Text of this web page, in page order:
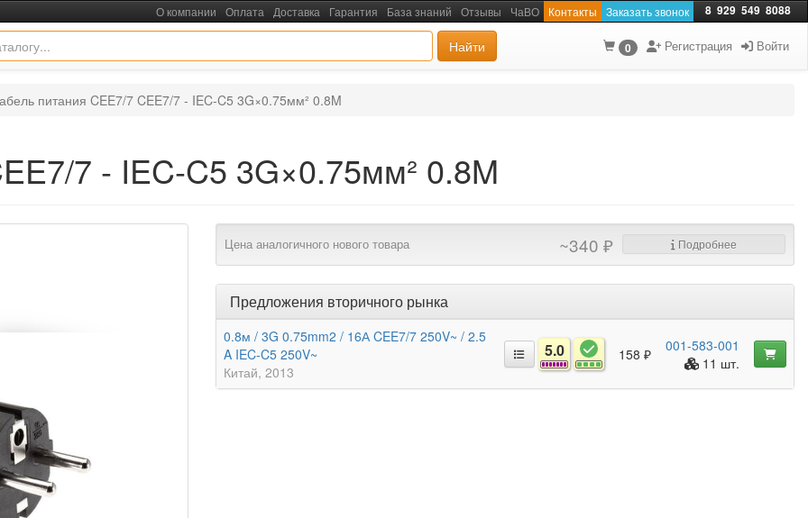
О компании Оплата Доставка Гарантия База знаний Отзывы ЧаВО Контакты Заказать звонок 8 929 549 8088
Найти 0 Регистрация Войти
питания CEE7/7 CEE7/7 - IEC-C5 3G×0.75мм² 0.8M
7 - IEC-C5 3G×0.75мм² 0.8M
Цена аналогичного нового товара ~340 ₽ Подробнее
Предложения вторичного рынка
0.8м / 3G 0.75mm2 / 16А CEE7/7 250V~ / 2.5
A IEC-C5 250V~
Китай 2013
5.0 158 ₽
001-583-001
11 шт.